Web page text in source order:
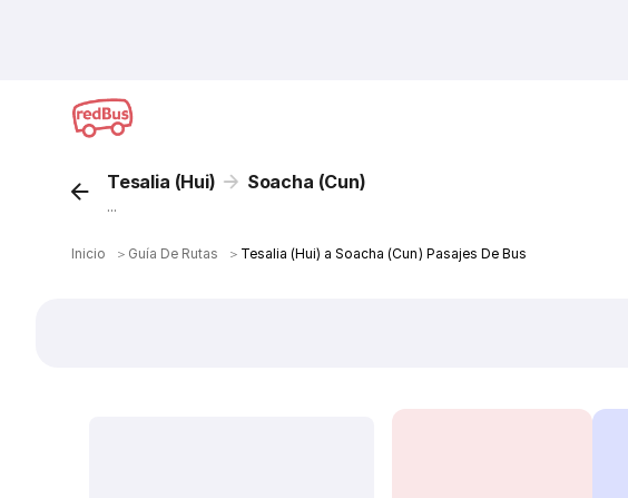
Tesalia (Hui) Soacha (Cun)
...
Inicio ＞ Guía De Rutas ＞ Tesalia (Hui) a Soacha (Cun) Pasajes De Bus